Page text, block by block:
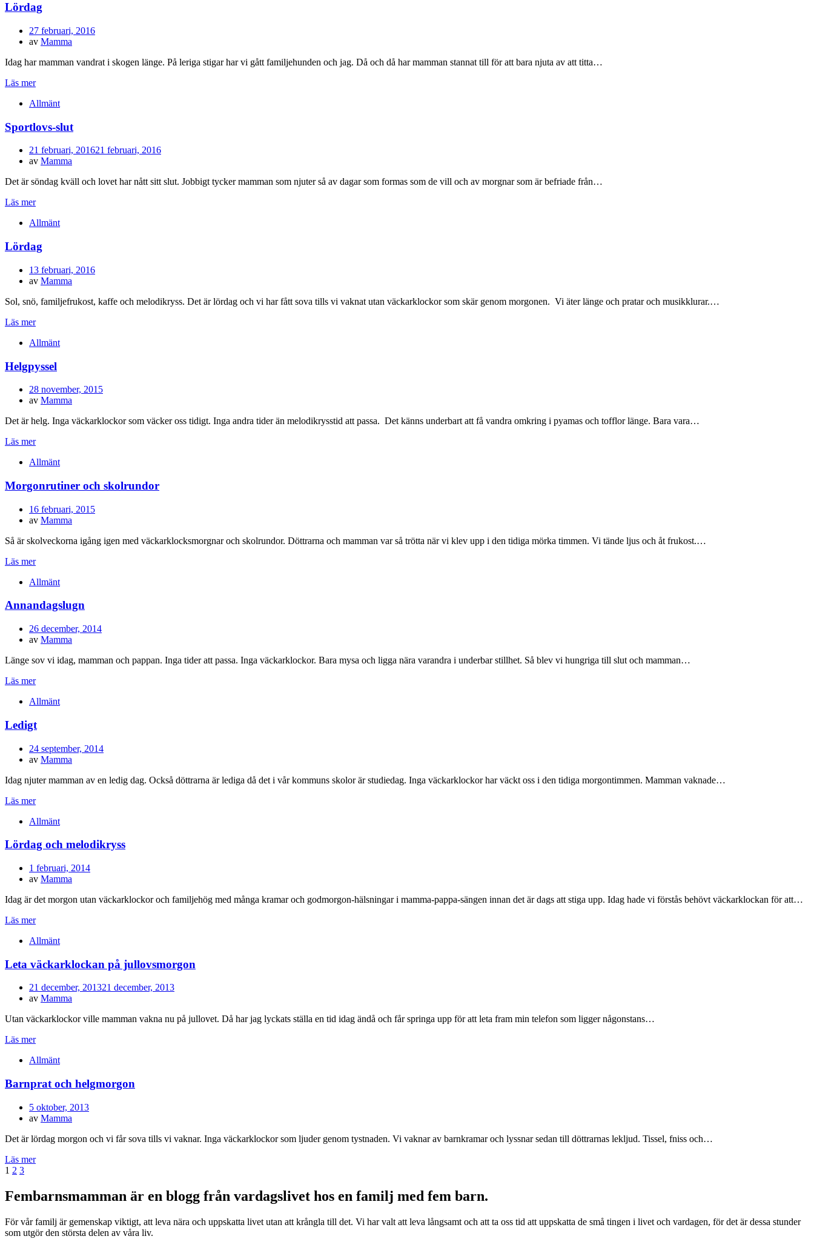
Lördag
Publicerad
den
27 februari, 2016
av Mamma
Idag har mamman vandrat i skogen länge. På leriga stigar har vi gått familjehunden och jag. Då och då har mamman stannat till för att bara njuta av att titta…
Läs mer
Allmänt
Sportlovs-slut
Publicerad
den
21 februari, 201621 februari, 2016
av Mamma
Det är söndag kväll och lovet har nått sitt slut. Jobbigt tycker mamman som njuter så av dagar som formas som de vill och av morgnar som är befriade från…
Läs mer
Allmänt
Lördag
Publicerad
den
13 februari, 2016
av Mamma
Sol, snö, familjefrukost, kaffe och melodikryss. Det är lördag och vi har fått sova tills vi vaknat utan väckarklockor som skär genom morgonen. Vi äter länge och pratar och musikklurar.…
Läs mer
Allmänt
Helgpyssel
Publicerad
den
28 november, 2015
av Mamma
Det är helg. Inga väckarklockor som väcker oss tidigt. Inga andra tider än melodikrysstid att passa. Det känns underbart att få vandra omkring i pyamas och tofflor länge. Bara vara…
Läs mer
Allmänt
Morgonrutiner och skolrundor
Publicerad
den
16 februari, 2015
av Mamma
Så är skolveckorna igång igen med väckarklocksmorgnar och skolrundor. Döttrarna och mamman var så trötta när vi klev upp i den tidiga mörka timmen. Vi tände ljus och åt frukost.…
Läs mer
Allmänt
Annandagslugn
Publicerad
den
26 december, 2014
av Mamma
Länge sov vi idag, mamman och pappan. Inga tider att passa. Inga väckarklockor. Bara mysa och ligga nära varandra i underbar stillhet. Så blev vi hungriga till slut och mamman…
Läs mer
Allmänt
Ledigt
Publicerad
den
24 september, 2014
av Mamma
Idag njuter mamman av en ledig dag. Också döttrarna är lediga då det i vår kommuns skolor är studiedag. Inga väckarklockor har väckt oss i den tidiga morgontimmen. Mamman vaknade…
Läs mer
Allmänt
Lördag och melodikryss
Publicerad
den
1 februari, 2014
av Mamma
Idag är det morgon utan väckarklockor och familjehög med många kramar och godmorgon-hälsningar i mamma-pappa-sängen innan det är dags att stiga upp. Idag hade vi förstås behövt väckarklockan för att…
Läs mer
Allmänt
Leta väckarklockan på jullovsmorgon
Publicerad
den
21 december, 201321 december, 2013
av Mamma
Utan väckarklockor ville mamman vakna nu på jullovet. Då har jag lyckats ställa en tid idag ändå och får springa upp för att leta fram min telefon som ligger någonstans…
Läs mer
Allmänt
Barnprat och helgmorgon
Publicerad
den
5 oktober, 2013
av Mamma
Det är lördag morgon och vi får sova tills vi vaknar. Inga väckarklockor som ljuder genom tystnaden. Vi vaknar av barnkramar och lyssnar sedan till döttrarnas lekljud. Tissel, fniss och…
Läs mer
Inläggsnavigering
Sida
1 Sida
2 Sida
3Nästa
Fembarnsmamman är en blogg från vardagslivet hos en familj med fem barn.
För vår familj är gemenskap viktigt, att leva nära och uppskatta livet utan att krångla till det. Vi har valt att leva långsamt och att ta oss tid att uppskatta de små tingen i livet och vardagen, för det är dessa stunder
som utgör den största delen av våra liv.